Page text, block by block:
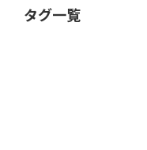
タグ一覧